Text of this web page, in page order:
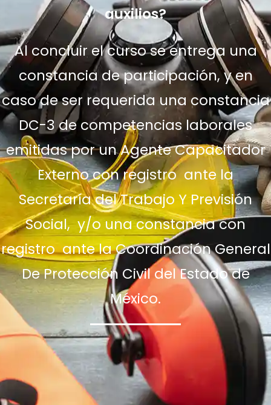
auxilios?
Al concluir el curso se entrega una
constancia de participación, y en
caso de ser requerida una constancia
DC-3 de competencias laborales
emitidas por un Agente Capacitador
Externo con registro ante la
Secretaría del Trabajo Y Previsión
Social, y/o una constancia con
registro ante la Coordinación General
De Protección Civil del Estado de
México.